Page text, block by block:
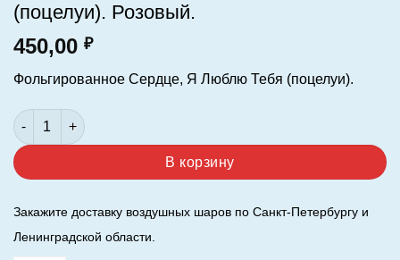
(поцелуи). Розовый.
450,00 ₽
Фольгированное Сердце, Я Люблю Тебя (поцелуи).
Количество товара Шар (18"/46 см.) Сердце. Я Люблю Тебя
В корзину
Закажите доставку воздушных шаров по Санкт-Петербургу и
Ленинградской области.